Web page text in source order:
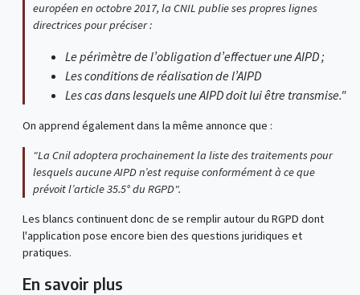
européen en octobre 2017, la CNIL publie ses propres lignes
directrices pour préciser :
Le périmètre de l’obligation d’effectuer une AIPD ;
Les conditions de réalisation de l’AIPD
Les cas dans lesquels une AIPD doit lui être transmise."
On apprend également dans la même annonce que :
"La Cnil adoptera prochainement la liste des traitements pour
lesquels aucune AIPD n’est requise conformément à ce que
prévoit l’article 35.5° du RGPD".
Les blancs continuent donc de se remplir autour du RGPD dont
l'application pose encore bien des questions juridiques et
pratiques.
En savoir plus